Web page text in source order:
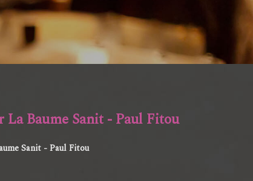
Baume Sanit - Paul Fitou
Sanit - Paul Fitou